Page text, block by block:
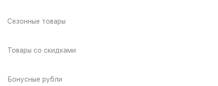
Сезонные товары
Товары со скидками
Бонусные рубли